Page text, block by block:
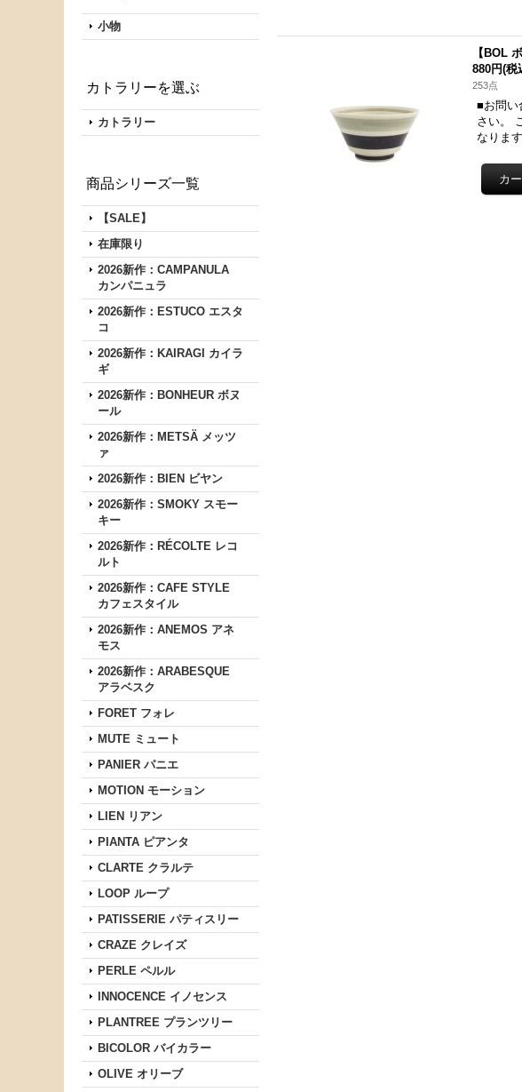
小物
カトラリーを選ぶ
カトラリー
商品シリーズ一覧
【SALE】
在庫限り
2026新作：CAMPANULA
カンパニュラ
2026新作：ESTUCO エスタ
コ
2026新作：KAIRAGI カイラ
ギ
2026新作：BONHEUR ボヌ
ール
2026新作：METSÄ メッツ
ァ
2026新作：BIEN ビヤン
2026新作：SMOKY スモー
キー
2026新作：RÉCOLTE レコ
ルト
2026新作：CAFE STYLE
カフェスタイル
2026新作：ANEMOS アネ
モス
2026新作：ARABESQUE
アラベスク
FORET フォレ
MUTE ミュート
PANIER パニエ
MOTION モーション
LIEN リアン
PIANTA ピアンタ
CLARTE クラルテ
LOOP ループ
PATISSERIE パティスリー
CRAZE クレイズ
PERLE ペルル
INNOCENCE イノセンス
PLANTREE プランツリー
BICOLOR バイカラー
OLIVE オリーブ
【BOL
880円(税
253点
■お問い
さい。
なりま